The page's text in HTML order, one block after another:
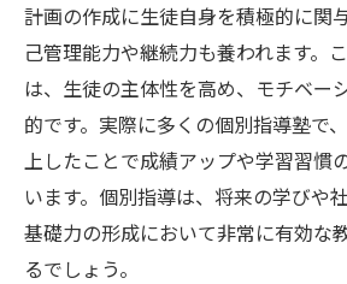
計画の作成に生徒自身を積極的に関
己管理能力や継続力も養われます。
は、生徒の主体性を高め、モチベー
的です。実際に多くの個別指導塾で
上したことで成績アップや学習習慣
います。個別指導は、将来の学びや
基礎力の形成において非常に有効な
るでしょう。